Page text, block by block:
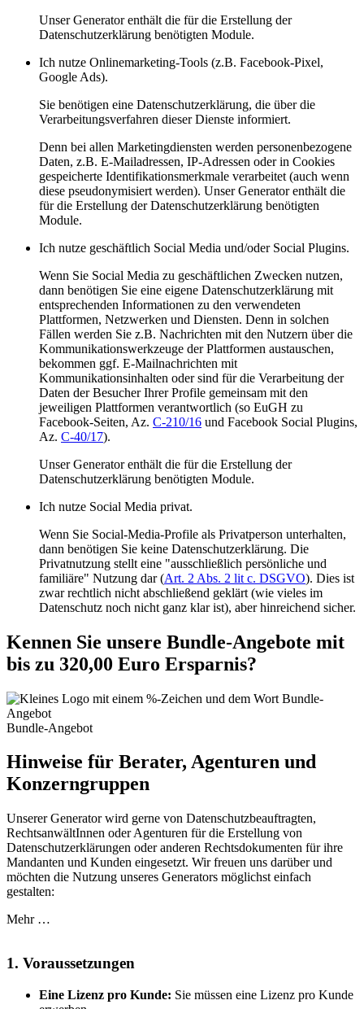
Unser Generator enthält die für die Erstellung der
Datenschutzerklärung benötigten Module.
Ich nutze Onlinemarketing-Tools (z.B. Facebook-Pixel,
Google Ads).
Sie benötigen eine Datenschutzerklärung, die über die
Verarbeitungsverfahren dieser Dienste informiert.
Denn bei allen Marketingdiensten werden personenbezogene
Daten, z.B. E-Mailadressen, IP-Adressen oder in Cookies
gespeicherte Identifikationsmerkmale verarbeitet (auch wenn
diese pseudonymisiert werden). Unser Generator enthält die
für die Erstellung der Datenschutzerklärung benötigten
Module.
Ich nutze geschäftlich Social Media und/oder Social Plugins.
Wenn Sie Social Media zu geschäftlichen Zwecken nutzen,
dann benötigen Sie eine eigene Datenschutzerklärung mit
entsprechenden Informationen zu den verwendeten
Plattformen, Netzwerken und Diensten. Denn in solchen
Fällen werden Sie z.B. Nachrichten mit den Nutzern über die
Kommunikationswerkzeuge der Plattformen austauschen,
bekommen ggf. E-Mailnachrichten mit
Kommunikationsinhalten oder sind für die Verarbeitung der
Daten der Besucher Ihrer Profile gemeinsam mit den
jeweiligen Plattformen verantwortlich (so EuGH zu
Facebook-Seiten, Az. C-210/16 und Facebook Social Plugins,
Az. C-40/17).
Unser Generator enthält die für die Erstellung der
Datenschutzerklärung benötigten Module.
Ich nutze Social Media privat.
Wenn Sie Social-Media-Profile als Privatperson unterhalten,
dann benötigen Sie keine Datenschutzerklärung. Die
Privatnutzung stellt eine "ausschließlich persönliche und
familiäre" Nutzung dar (Art. 2 Abs. 2 lit c. DSGVO). Dies ist
zwar rechtlich nicht abschließend geklärt (wie vieles im
Datenschutz noch nicht ganz klar ist), aber hinreichend sicher.
Kennen Sie unsere Bundle-Angebote mit
bis zu 320,00 Euro Ersparnis?
Bundle-Angebot
Hinweise für Berater, Agenturen und
Konzerngruppen
Unserer Generator wird gerne von Datenschutzbeauftragten,
RechtsanwältInnen oder Agenturen für die Erstellung von
Datenschutzerklärungen oder anderen Rechtsdokumenten für ihre
Mandanten und Kunden eingesetzt. Wir freuen uns darüber und
möchten die Nutzung unseres Generators möglichst einfach
gestalten:
Mehr …
1. Voraussetzungen
Eine Lizenz pro Kunde: Sie müssen eine Lizenz pro Kunde